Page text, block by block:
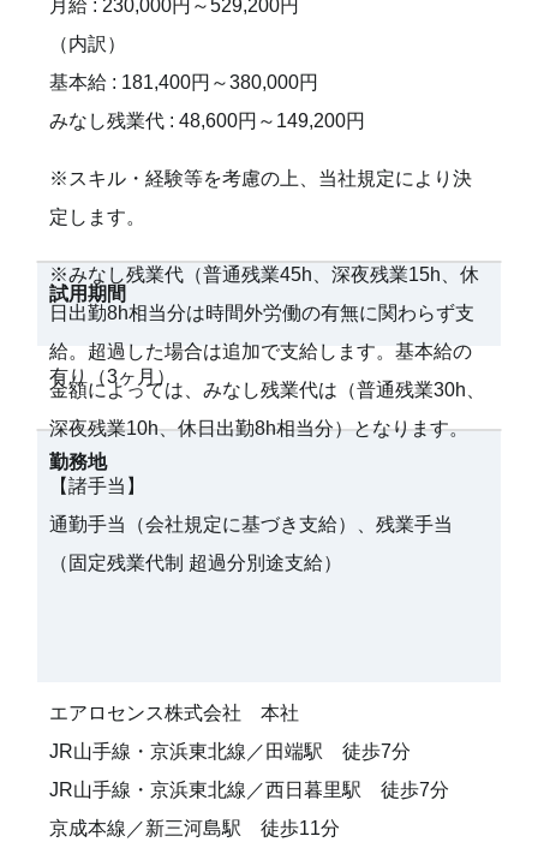
月給 : 230,000円～529,200円
（内訳）
基本給 : 181,400円～380,000円
みなし残業代 : 48,600円～149,200円
※スキル・経験等を考慮の上、当社規定により決
定します。
※みなし残業代（普通残業45h、深夜残業15h、休
日出勤8h相当分は時間外労働の有無に関わらず支
給。超過した場合は追加で支給します。基本給の
金額によっては、みなし残業代は（普通残業30h、
深夜残業10h、休日出勤8h相当分）となります。
【諸手当】
通勤手当（会社規定に基づき支給）、残業手当
（固定残業代制 超過分別途支給）
試用期間
有り（3ヶ月）
勤務地
エアロセンス株式会社 本社
JR山手線・京浜東北線／田端駅 徒歩7分
JR山手線・京浜東北線／西日暮里駅 徒歩7分
京成本線／新三河島駅 徒歩11分